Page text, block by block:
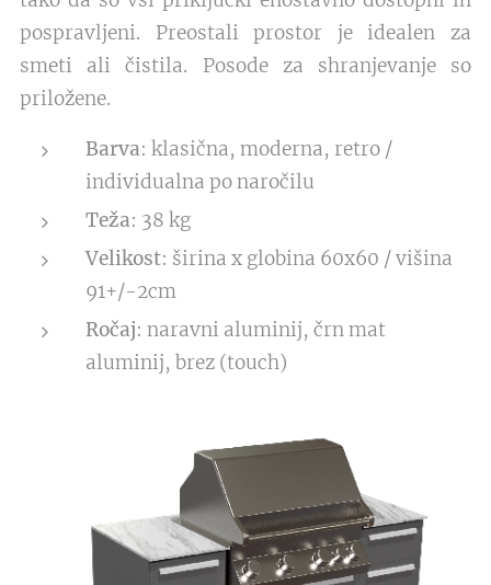
pospravljeni. Preostali prostor je idealen za
smeti ali čistila. Posode za shranjevanje so
priložene.
Barva: klasična, moderna, retro /
individualna po naročilu
Teža: 38 kg
Velikost: širina x globina 60x60 / višina
91+/-2cm
Ročaj: naravni aluminij, črn mat
aluminij, brez (touch)